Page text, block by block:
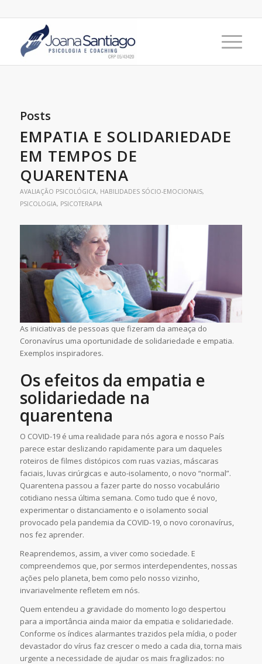
Posts
EMPATIA E SOLIDARIEDADE
EM TEMPOS DE
QUARENTENA
AVALIAÇÃO PSICOLÓGICA, HABILIDADES SÓCIO-EMOCIONAIS,
PSICOLOGIA, PSICOTERAPIA
As iniciativas de pessoas que fizeram da ameaça do
Coronavírus uma oportunidade de solidariedade e empatia.
Exemplos inspiradores.
Os efeitos da empatia e
solidariedade na
quarentena
O COVID-19 é uma realidade para nós agora e nosso País
parece estar deslizando rapidamente para um daqueles
roteiros de filmes distópicos com ruas vazias, máscaras
faciais, luvas cirúrgicas e auto-isolamento, o novo “normal”.
Quarentena passou a fazer parte do nosso vocabulário
cotidiano nessa última semana. Como tudo que é novo,
experimentar o distanciamento e o isolamento social
provocado pela pandemia da COVID-19, o novo coronavírus,
nos fez aprender.
Reaprendemos, assim, a viver como sociedade. E
compreendemos que, por sermos interdependentes, nossas
ações pelo planeta, bem como pelo nosso vizinho,
invariavelmente refletem em nós.
Quem entendeu a gravidade do momento logo despertou
para a importância ainda maior da empatia e solidariedade.
Conforme os índices alarmantes trazidos pela mídia, o poder
devastador do vírus faz crescer o medo a cada dia, torna mais
urgente a necessidade de ajudar os mais fragilizados: no